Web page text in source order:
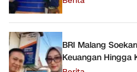
BRI Malang
Keuangan Hingga